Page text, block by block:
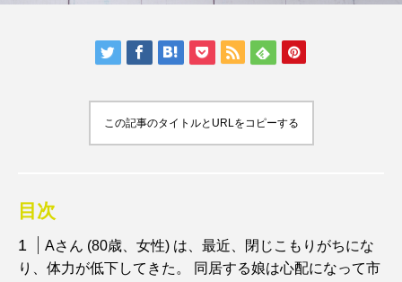
この記事のタイトルとURLをコピーする
目次
Aさん (80歳、女性) は、最近、閉じこもりがちにな
り、体力が低下してきた。 同居する娘は心配になって市